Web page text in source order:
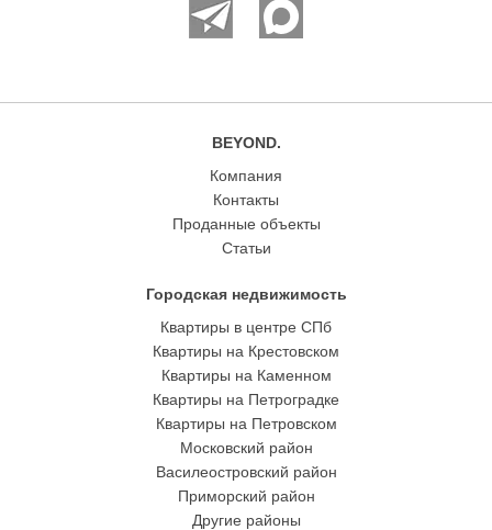
BEYOND.
Компания
Контакты
Проданные объекты
Статьи
Городская недвижимость
Квартиры в центре СПб
Квартиры на Крестовском
Квартиры на Каменном
Квартиры на Петроградке
Квартиры на Петровском
Московский район
Василеостровский район
Приморский район
Другие районы